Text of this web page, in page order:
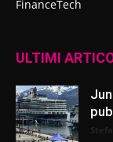
FinanceTech
ULTIMI